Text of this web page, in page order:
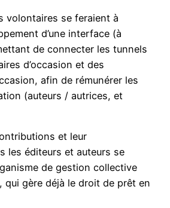
volontaires se feraient à
d’une interface (à
de connecter les tunnels
d’occasion et des
afin de rémunérer les
(auteurs / autrices, et
et leur
les éditeurs et auteurs se
de gestion collective
qui gère déjà le droit de prêt en